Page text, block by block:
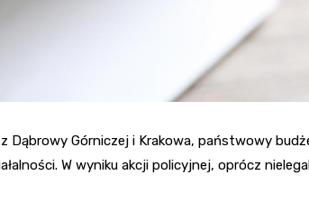
Dąbrowy Górniczej i Krakowa, państwowy
W wyniku akcji policyjnej, oprócz